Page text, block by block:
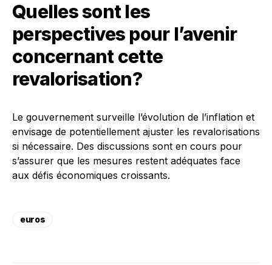
Quelles sont les
perspectives pour l’avenir
concernant cette
revalorisation?
Le gouvernement surveille l’évolution de l’inflation et
envisage de potentiellement ajuster les revalorisations
si nécessaire. Des discussions sont en cours pour
s’assurer que les mesures restent adéquates face
aux défis économiques croissants.
euros